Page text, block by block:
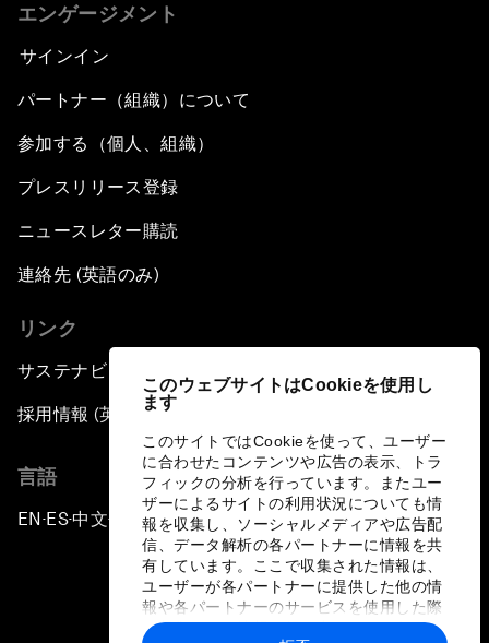
このウェブサイトはCookieを使用し
ます
このサイトではCookieを使って、ユーザー
に合わせたコンテンツや広告の表示、トラ
フィックの分析を行っています。またユー
ザーによるサイトの利用状況についても情
報を収集し、ソーシャルメディアや広告配
信、データ解析の各パートナーに情報を共
有しています。ここで収集された情報は、
ユーザーが各パートナーに提供した他の情
報や各パートナーのサービスを使用した際
に収集された情報と組み合わされ、各パー
エンゲージメント
サインイン
パートナー（組織）について
参加する（個人、組織）
プレスリリース登録
ニュースレター購読
連絡先 (英語のみ)
リンク
サステナビリティへの取り組み
採用情報 (英語のみ)
言語
EN ▪ES▪中文▪ 日本語